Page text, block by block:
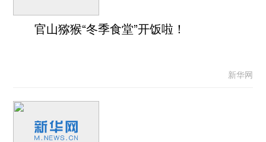
官山猕猴“冬季食堂”开饭啦！
新华网